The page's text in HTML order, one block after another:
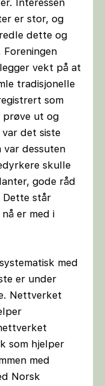
Interessen
er stor, og
dette og
vekt på at
tradisjonelle
som
prøve ut og
det siste
var dessuten
skulle
gode råd
Dette står
er med i
med
er under
Nettverket
som hjelper
med
Norsk